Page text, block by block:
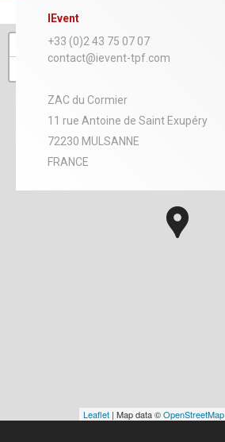
Leaflet | Map data ©OpenStreetMap
IEvent
+33 (0)2 43 75 07 07
contact@ievent-tpf.com
ZAC du Cormier
11 rue Antoine de Saint Exupéry
72230 MULSANNE
FRANCE